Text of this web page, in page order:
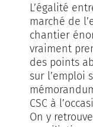
L’égalité
marché de
chantier
vraiment
des points
sur l’emploi
CSC à
On y